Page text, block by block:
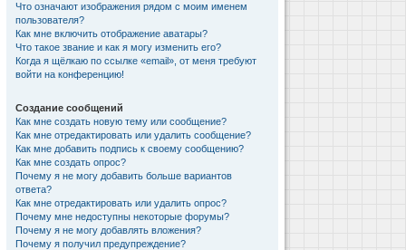
Что означают изображения рядом с моим именем
пользователя?
Как мне включить отображение аватары?
Что такое звание и как я могу изменить его?
Когда я щёлкаю по ссылке «email», от меня требуют
войти на конференцию!
Создание сообщений
Как мне создать новую тему или сообщение?
Как мне отредактировать или удалить сообщение?
Как мне добавить подпись к своему сообщению?
Как мне создать опрос?
Почему я не могу добавить больше вариантов
ответа?
Как мне отредактировать или удалить опрос?
Почему мне недоступны некоторые форумы?
Почему я не могу добавлять вложения?
Почему я получил предупреждение?